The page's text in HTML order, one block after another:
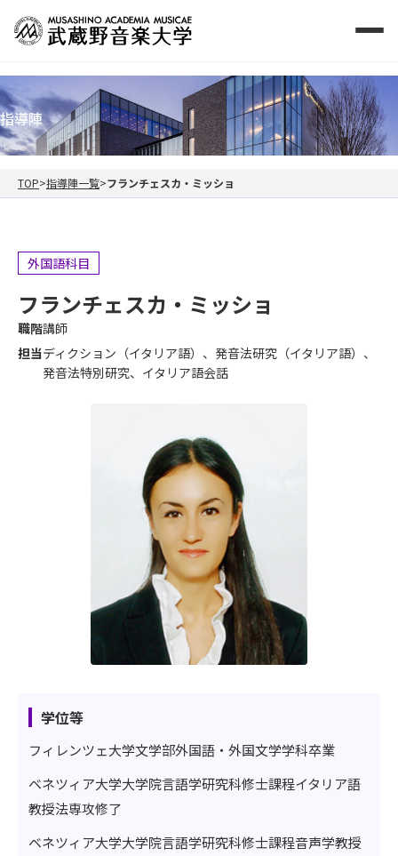
指導陣
TOP 指導陣一覧 フランチェスカ・ミッショ
外国語科目
フランチェスカ・ミッショ
職階講師
担当ディクション（イタリア語）、発音法研究（イタリア語）、
発音法特別研究、イタリア語会話
学位等
フィレンツェ大学文学部外国語・外国文学学科卒業
ベネツィア大学大学院言語学研究科修士課程イタリア語
教授法専攻修了
ベネツィア大学大学院言語学研究科修士課程音声学教授